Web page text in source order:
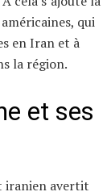
qui
en Iran et à
la région.
et ses
iranien avertit